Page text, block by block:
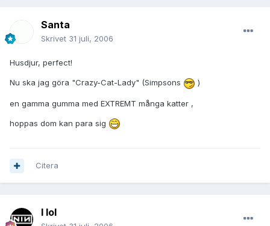
Santa
Skrivet 31 juli, 2006
Husdjur, perfect!
Nu ska jag göra "Crazy-Cat-Lady" (Simpsons )
en gamma gumma med EXTREMT många katter ,
hoppas dom kan para sig
Citera
I lol